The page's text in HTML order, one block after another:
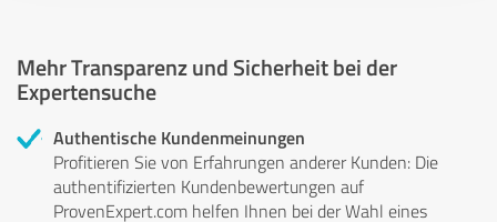
Mehr Transparenz und Sicherheit bei der
Expertensuche
Authentische Kundenmeinungen
Profitieren Sie von Erfahrungen anderer Kunden: Die
authentifizierten Kundenbewertungen auf
ProvenExpert.com helfen Ihnen bei der Wahl eines